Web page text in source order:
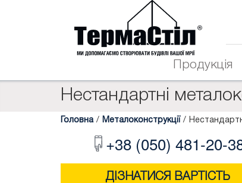
Продукція
Нестандартні
Головна / Металоконструкції /
+38 (050) 481-20-
ДІЗНАТИСЯ ВАРТІСТЬ